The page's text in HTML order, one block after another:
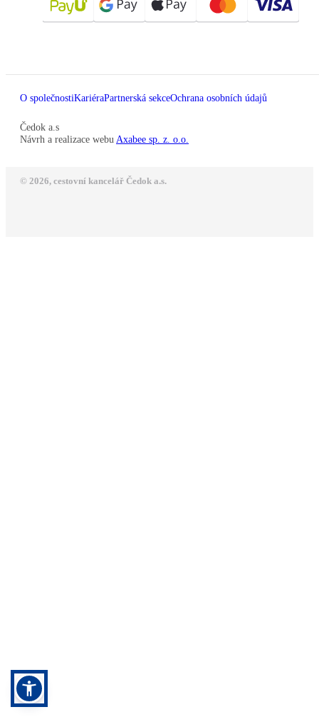
O společnostiKariéraPartnerská sekceOchrana osobních údajů
Čedok a.s
Návrh a realizace webu Axabee sp. z. o.o.
© 2026, cestovní kancelář Čedok a.s.